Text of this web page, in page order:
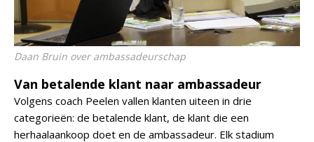
Daan Bruin over ambassadeurschap
Van betalende klant naar ambassadeur
Volgens coach Peelen vallen klanten uiteen in drie
categorieën: de betalende klant, de klant die een
herhaalaankoop doet en de ambassadeur. Elk stadium